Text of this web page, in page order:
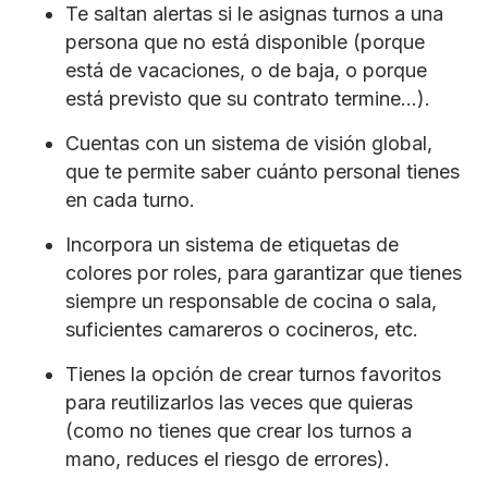
Te saltan alertas si le asignas turnos a una
persona que no está disponible (porque
está de vacaciones, o de baja, o porque
está previsto que su contrato termine…).
Cuentas con un sistema de visión global,
que te permite saber cuánto personal tienes
en cada turno.
Incorpora un sistema de etiquetas de
colores por roles, para garantizar que tienes
siempre un responsable de cocina o sala,
suficientes camareros o cocineros, etc.
Tienes la opción de crear turnos favoritos
para reutilizarlos las veces que quieras
(como no tienes que crear los turnos a
mano, reduces el riesgo de errores).